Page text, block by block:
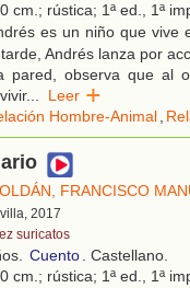
cm.; rústica; 1ª ed., 1ª
es un niño que vive
Andrés lanza por
pared, observa que al
... Leer
Hombre-Animal,
FRANCISCO
2017
suricatos
Cuento. Castellano.
cm.; rústica; 1ª ed., 1ª